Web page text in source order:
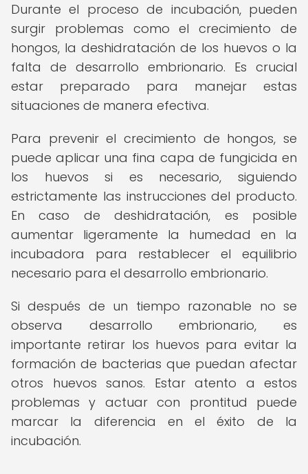
Durante el proceso de incubación, pueden
surgir problemas como el crecimiento de
hongos, la deshidratación de los huevos o la
falta de desarrollo embrionario. Es crucial
estar preparado para manejar estas
situaciones de manera efectiva.
Para prevenir el crecimiento de hongos, se
puede aplicar una fina capa de fungicida en
los huevos si es necesario, siguiendo
estrictamente las instrucciones del producto.
En caso de deshidratación, es posible
aumentar ligeramente la humedad en la
incubadora para restablecer el equilibrio
necesario para el desarrollo embrionario.
Si después de un tiempo razonable no se
observa desarrollo embrionario, es
importante retirar los huevos para evitar la
formación de bacterias que puedan afectar
otros huevos sanos. Estar atento a estos
problemas y actuar con prontitud puede
marcar la diferencia en el éxito de la
incubación.